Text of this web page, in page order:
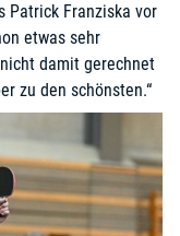
Patrick Franziska vor
etwas sehr
damit gerechnet
zu den schönsten.“